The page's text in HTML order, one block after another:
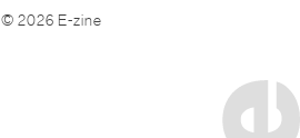
© 2026 E-zine